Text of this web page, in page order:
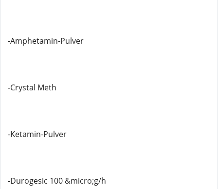
-Amphetamin-Pulver
-Crystal Meth
-Ketamin-Pulver
-Durogesic 100 &micro;g/h